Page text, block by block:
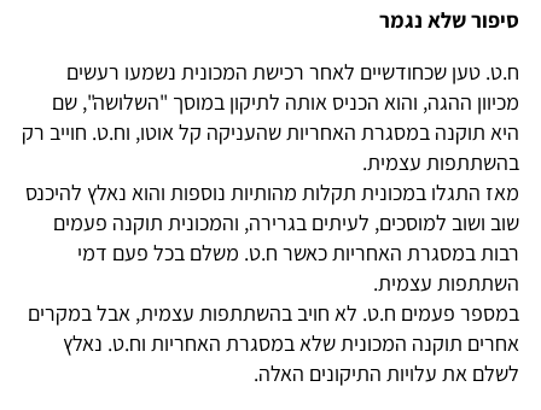
סיפור שלא נגמר
ח.ט. טען שכחודשיים לאחר רכישת המכונית נשמעו רעשים
מכיוון ההגה, והוא הכניס אותה לתיקון במוסך "השלושה", שם
היא תוקנה במסגרת האחריות שהעניקה קל אוטו, וח.ט. חוייב רק
בהשתתפות עצמית.
מאז התגלו במכונית תקלות מהותיות נוספות והוא נאלץ להיכנס
שוב ושוב למוסכים, לעיתים בגרירה, והמכונית תוקנה פעמים
רבות במסגרת האחריות כאשר ח.ט. משלם בכל פעם דמי
השתתפות עצמית.
במספר פעמים ח.ט. לא חויב בהשתתפות עצמית, אבל במקרים
אחרים תוקנה המכונית שלא במסגרת האחריות וח.ט. נאלץ
לשלם את עלויות התיקונים האלה.